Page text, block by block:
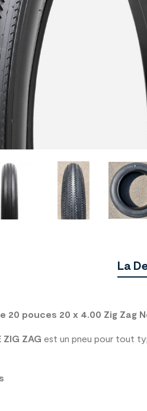
La
20 pouces 20 x 4.00 Zig Zag
ZIG ZAG est un pneu pour tout